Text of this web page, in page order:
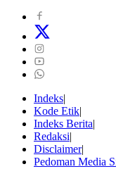
Indeks
Kode Etik
Indeks Berita
Redaksi
Disclaimer
Pedoman Media